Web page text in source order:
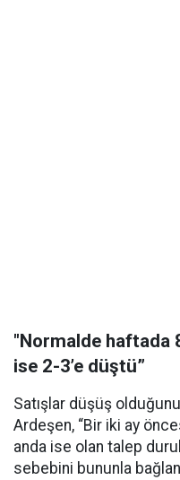
"Normalde haftada
ise 2-3’e düştü”
Satışlar düşüş
Ardeşen, “Bir iki ay
anda ise olan talep
sebebini bununla